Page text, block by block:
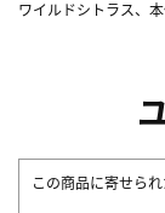
ワイルドシトラス、
この商品に寄せら